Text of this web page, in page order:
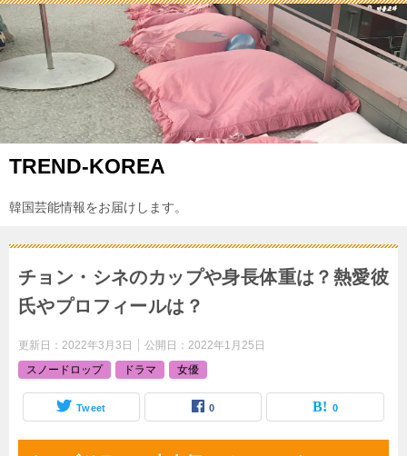
TREND-KOREA
韓国芸能情報をお届けします。
チョン・シネのカップや身長体重は？熱愛彼
氏やプロフィールは？
更新日： 2022年3月3日 公開日： 2022年1月25日
スノードロップ
ドラマ 女優
Tweet 0 0